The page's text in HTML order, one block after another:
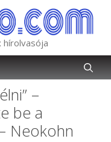
–
be a
Neokohn